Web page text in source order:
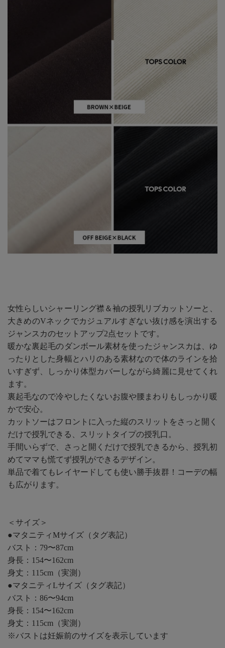
女性らしいシャーリング襟＆袖の授乳リブカットソーと、
大きめのVネックでカジュアルすぎない抜け感を演出する
ジャンスカのセットアップ2点セットです。
暖かな裏起毛のダンボール素材を使ったジャンスカは、ゆ
ったりとした身幅とハリのある素材なので体のラインを拾
いすぎず、しっかり体型カバーしながら綺麗に見せてくれ
ます。
裏起毛なので冷やしたくないお腹や腰まわりもしっかり暖
かで安心。
カットソーはフロントに入った縦のスリットをさっと開く
だけで授乳できる、スリットタイプの授乳口。
手間いらずで、さっと開くだけで授乳できるから、授乳初
めてママも慌てず授乳ができるデザイン。
単品で着てもレイヤードしても使い勝手抜群！コーデの幅
も広がります。
＜サイズ＞
●マタニティMサイズ（タグ表記）
バスト：79〜87cm
身長：154〜162cm
身丈：115cm（実測）
●マタニティLサイズ（タグ表記）
バスト：86〜94cm
身長：154〜162cm
身丈：115cm（実測）
※バストは妊娠前のサイズを表示しています